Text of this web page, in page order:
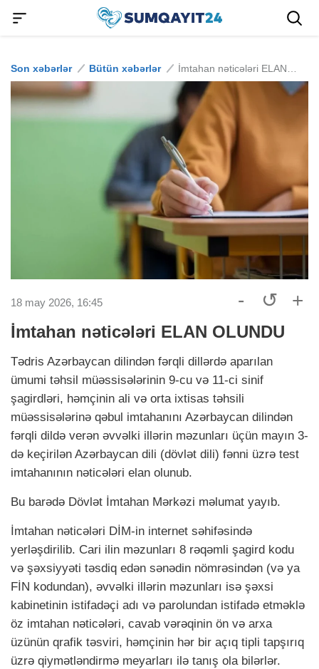
Son xəbərlər Bütün xəbərlər
18 may 2026, 16:45 - ↺ +
İmtahan nəticələri ELAN OLUNDU
Tədris Azərbaycan dilindən fərqli dillərdə aparılan
ümumi təhsil müəssisələrinin 9-cu və 11-ci sinif
şagirdləri, həmçinin ali və orta ixtisas təhsili
müəssisələrinə qəbul imtahanını Azərbaycan dilindən
fərqli dildə verən əvvəlki illərin məzunları üçün mayın 3-
də keçirilən Azərbaycan dili (dövlət dili) fənni üzrə test
imtahanının nəticələri elan olunub.
Bu barədə Dövlət İmtahan Mərkəzi məlumat yayıb.
İmtahan nəticələri DİM-in internet səhifəsində
yerləşdirilib. Cari ilin məzunları 8 rəqəmli şagird kodu
və şəxsiyyəti təsdiq edən sənədin nömrəsindən (və ya
FİN kodundan), əvvəlki illərin məzunları isə şəxsi
kabinetinin istifadəçi adı və parolundan istifadə etməklə
öz imtahan nəticələri, cavab vərəqinin ön və arxa
üzünün qrafik təsviri, həmçinin hər bir açıq tipli tapşırıq
üzrə qiymətləndirmə meyarları ilə tanış ola bilərlər.